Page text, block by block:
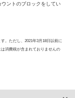
ントのブロックをしてい
。ただし、2021年3月18日以前に
消費税が含まれておりませんの